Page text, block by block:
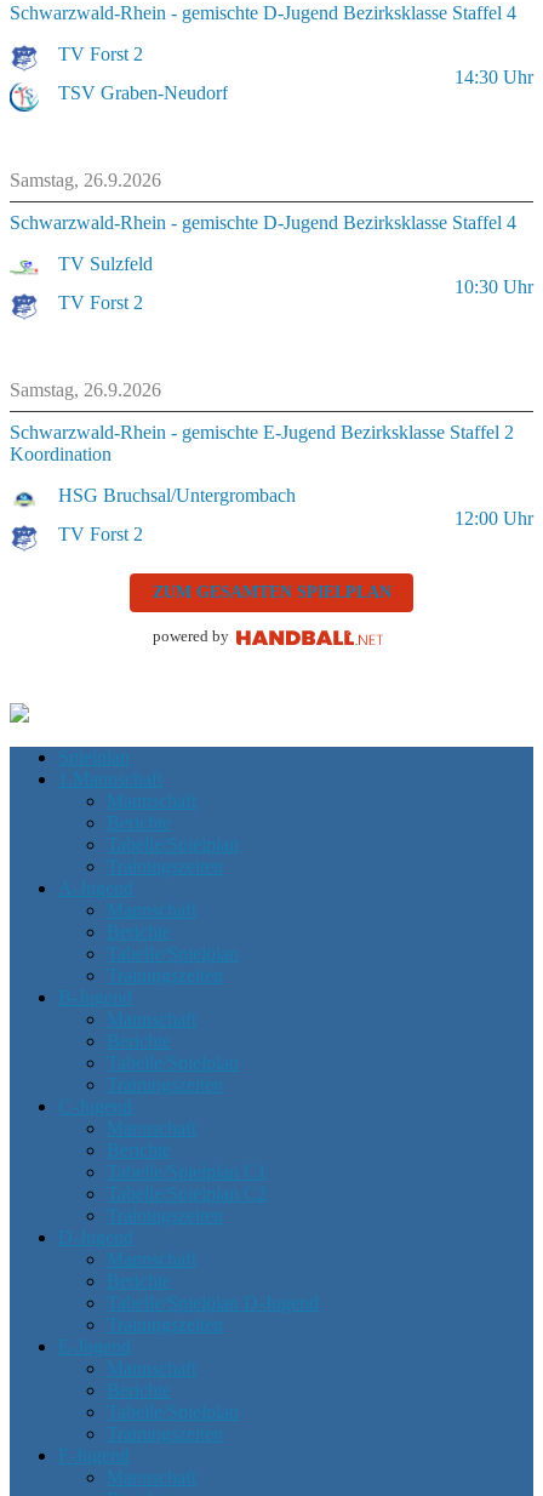
Schwarzwald-Rhein - gemischte D-Jugend Bezirksklasse Staffel 4
TV Forst 2
TSV Graben-Neudorf
14:30 Uhr
Samstag, 26.9.2026
Schwarzwald-Rhein - gemischte D-Jugend Bezirksklasse Staffel 4
TV Sulzfeld
TV Forst 2
10:30 Uhr
Samstag, 26.9.2026
Schwarzwald-Rhein - gemischte E-Jugend Bezirksklasse Staffel 2
Koordination
HSG Bruchsal/Untergrombach
TV Forst 2
12:00 Uhr
ZUM GESAMTEN SPIELPLAN
powered by
Spielplan
1.Mannschaft
Mannschaft
Berichte
Tabelle/Spielplan
Trainingszeiten
A-Jugend
Mannschaft
Berichte
Tabelle/Spielplan
Trainingszeiten
B-Jugend
Mannschaft
Berichte
Tabelle/Spielplan
Trainingszeiten
C-Jugend
Mannschaft
Berichte
Tabelle/Spielplan C1
Tabelle/Spielplan C2
Trainingszeiten
D-Jugend
Mannschaft
Berichte
Tabelle/Spielplan D-Jugend
Trainingszeiten
E-Jugend
Mannschaft
Berichte
Tabelle/Spielplan
Trainingszeiten
F-Jugend
Mannschaft